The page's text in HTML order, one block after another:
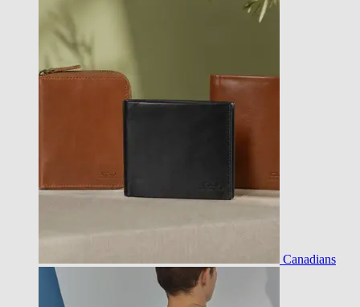
Canadians